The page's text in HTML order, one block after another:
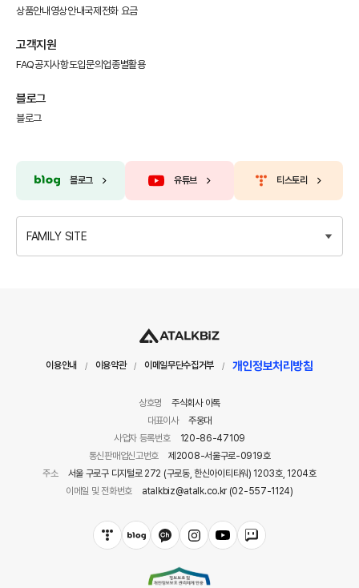
상품안내 영상안내국제전화 요금
고객지원
FAQ공지사항도입문의 업종별활용
블로그
블로그
블로그 유튜브 티스토리
FAMILY SITE
이용안내 / 이용약관 / 이메일무단수집거부 / 개인정보처리방침
상호명
주식회사 아톡
대표이사
주웅대
사업자 등록번호
120-86-47109
통신판매업신고번호
제2008-서울구로-0919호
주소
서울 구로구 디지털로 272 (구로동, 한신아이티타워) 1203호, 1204호
이메일 및 전화번호
atalkbiz@atalk.co.kr (02-557-1124)